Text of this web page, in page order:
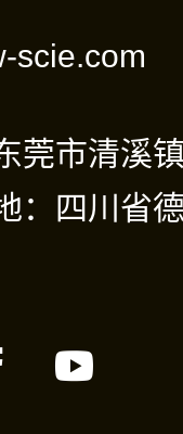
scie.com
莞市清溪
：四川省